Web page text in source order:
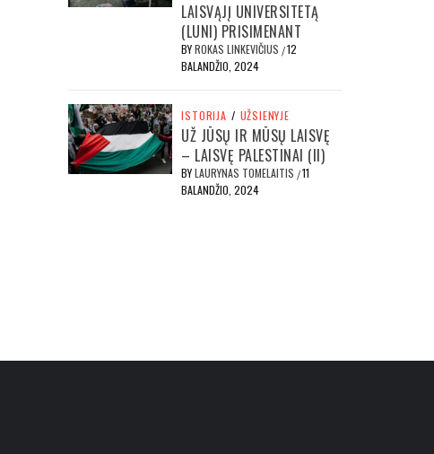
LAISVĄJĮ UNIVERSITETĄ
(LUNI) PRISIMENANT
BYROKAS LINKEVIČIUS /12
BALANDŽIO, 2024
ISTORIJA / UŽSIENYJE
UŽ JŪSŲ IR MŪSŲ LAISVĘ
– LAISVĘ PALESTINAI (II)
BYLAURYNAS TOMELAITIS /11
BALANDŽIO, 2024